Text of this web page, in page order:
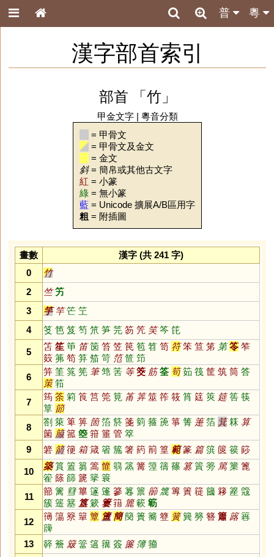
粵
普
漢字部首索引
部首 「竹」
甲金文字| 粵音分類
= 甲骨文
= 甲骨文及金文
= 金文
斜= 簡帛或其他古文字
紅 = 小篆
綠 = 無小篆
藍 = Unicode 擴展A/B區用字
粗 = 附插圖
畫數
漢字 (共 241 字)
0
竹
2
竺 竻
3
竽 竿 笀 笁
4
笅 笆 笈 笉 笊 笋 笎 笏 笐 笑 笒 笓
5
笘 笙 笚 笛 笝 笞 笠 笢 笣 笤 笥 符 笨 笪 笫 第 笭 笮
笯 笰 笱 笲 笳 笴 笵 笸 笻
6
笄 筀 筄 筅 筆 筇 筈 等 筊 筋 筌 筍 筎 筏 筐 筑 筒 答
策 筘
7
筠 筡 筣 筤 筥 筦 筧 筩 筭 筮 筰 筱 筲 筳 筴 筵 筶 筷
筸 節
8
劄 箂 箄 箅 箇 箈 箊 箋 箌 箍 箎 箏 箐 箑 箔 箕 箖 算
箘 箙 箛 箜 箝 箠 管 箤
9
箬 箭 箯 箱 箴 箵 箷 箸 箹 箾 篁 範 篆 篇 篊 篋 篌 篎
10
築 篔 篕 篘 篙 篚 篛 篜 篝 篞 篟 篠 篡 篢 篣 篤 篥 篦
篧 篨 篩 篪 篫 簑
11
篰 篱 篲 篳 篴 篷 篸 篹 篻 篽 篾 篿 簀 簁 簂 簃 簅 簆
簇 簉 簊 簋 簌 簍 簎 簏 簐 簕
12
簙 簜 簝 簞 簟 簠 簡 簢 簣 簥 簦 簧 簨 簩 簪 簫 簬 簭
簰
13
簳 簷 簸 簹 簻 簼 簽 簾 簿 籀